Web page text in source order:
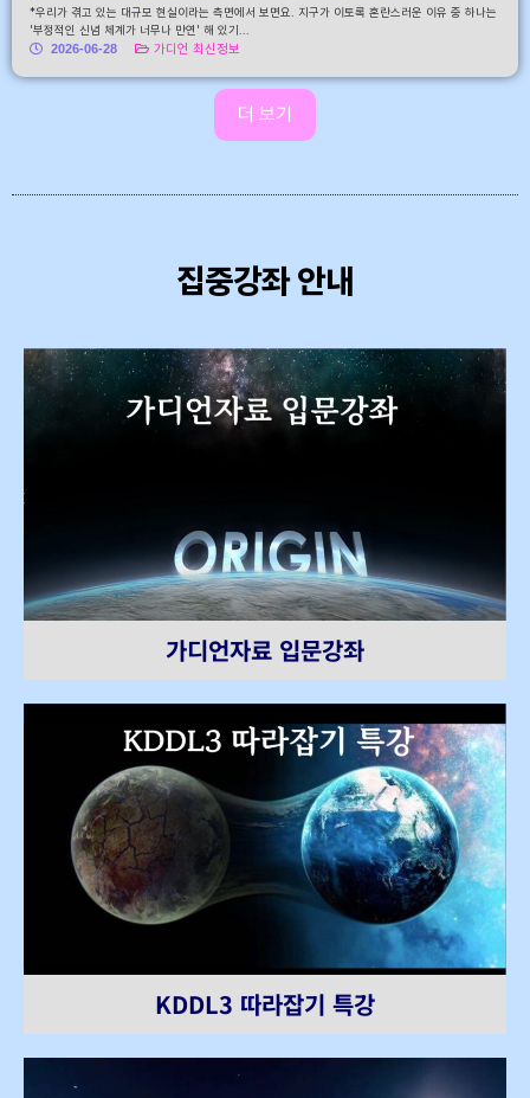
*우리가 겪고 있는 대규모 현실이라는 측면에서 보면요. 지구가 이토록 혼란스러운 이유 중 하나는
'부정적인 신념 체계가 너무나 만연' 해 있기...
2026-06-28
가디언 최신정보
더 보기
집중강좌 안내
가디언자료 입문강좌
KDDL3 따라잡기 특강